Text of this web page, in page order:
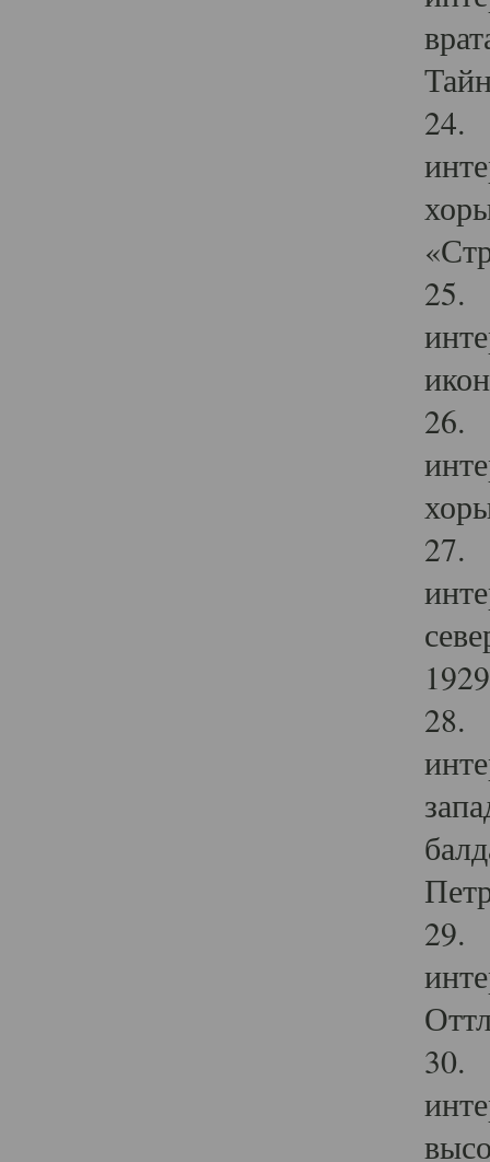
24.
25.
26.
27.
28.
29.
30.